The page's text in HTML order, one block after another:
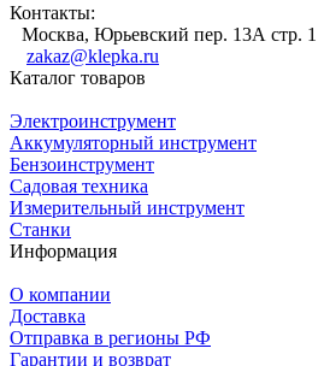
Контакты:
Москва, Юрьевский пер. 13А стр. 1
zakaz@klepka.ru
Каталог товаров
Электроинструмент
Аккумуляторный инструмент
Бензоинструмент
Садовая техника
Измерительный инструмент
Станки
Информация
О компании
Доставка
Отправка в регионы РФ
Гарантии и возврат